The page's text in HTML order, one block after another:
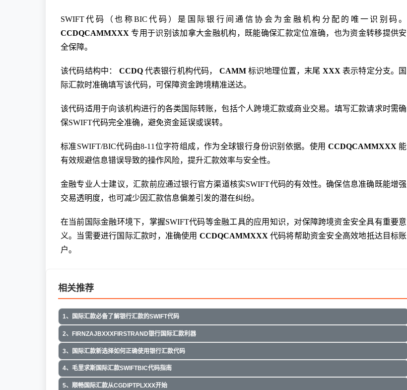
SWIFT代码（也称BIC代码）是国际银行间通信协会为金融机构分配的唯一识别码。
CCDQCAMMXXX专用于识别该加拿大金融机构，既能确保汇款定位准确，也为资金转移提供安
全保障。
该代码结构中： CCDQ 代表银行机构代码， CAMM 标识地理位置，末尾 XXX表示特定分支。国
际汇款时准确填写该代码，可保障资金跨境精准送达。
该代码适用于向该机构进行的各类国际转账，包括个人跨境汇款或商业交易。填写汇款请求时需确
保SWIFT代码完全准确，避免资金延误或误转。
标准SWIFT/BIC代码由8-11位字符组成，作为全球银行身份识别依据。使用 CCDQCAMMXXX 能
有效规避信息错误导致的操作风险，提升汇款效率与安全性。
金融专业人士建议，汇款前应通过银行官方渠道核实SWIFT代码的有效性。确保信息准确既能增强
交易透明度，也可减少因汇款信息偏差引发的潜在纠纷。
在当前国际金融环境下，掌握SWIFT代码等金融工具的应用知识，对保障跨境资金安全具有重要意
义。当需要进行国际汇款时，准确使用 CCDQCAMMXXX 代码将帮助资金安全高效地抵达目标账
户。
相关推荐
1、国际汇款必备了解银行汇款的SWIFT代码
2、FIRNZAJBXXXFIRSTRAND银行国际汇款利器
3、国际汇款新选择如何正确使用银行汇款代码
4、毛里求斯国际汇款SWIFTBIC代码指南
5、顺畅国际汇款从CGDIPTPLXXX开始